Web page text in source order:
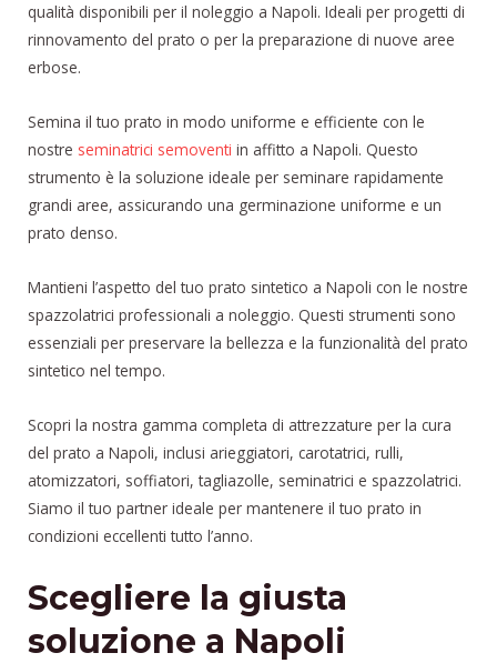
qualità disponibili per il noleggio a Napoli. Ideali per progetti di
rinnovamento del prato o per la preparazione di nuove aree
erbose.
Semina il tuo prato in modo uniforme e efficiente con le
nostre seminatrici semoventi in affitto a Napoli. Questo
strumento è la soluzione ideale per seminare rapidamente
grandi aree, assicurando una germinazione uniforme e un
prato denso.
Mantieni l’aspetto del tuo prato sintetico a Napoli con le nostre
spazzolatrici professionali a noleggio. Questi strumenti sono
essenziali per preservare la bellezza e la funzionalità del prato
sintetico nel tempo.
Scopri la nostra gamma completa di attrezzature per la cura
del prato a Napoli, inclusi arieggiatori, carotatrici, rulli,
atomizzatori, soffiatori, tagliazolle, seminatrici e spazzolatrici.
Siamo il tuo partner ideale per mantenere il tuo prato in
condizioni eccellenti tutto l’anno.
Scegliere la giusta
soluzione a Napoli